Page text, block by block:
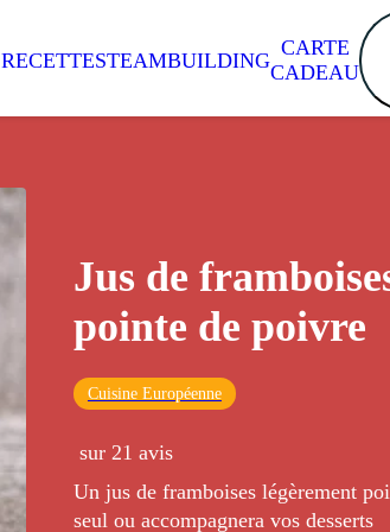
RECETTESTEAMBUILDING
CARTE
CADEAU
Jus de
pointe de poivre
Cuisine Européenne
sur 21 avis
Un jus de framboises légèrement
seul ou accompagnera vos desserts